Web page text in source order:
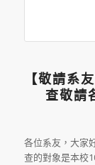
【敬請系
查敬請
各位系友，大家
查的對象是本校